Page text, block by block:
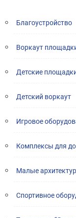
Благоустройство
Воркаут
Детские
Детский воркаут
Игровое
Комплексы для
Малые
Спортивное